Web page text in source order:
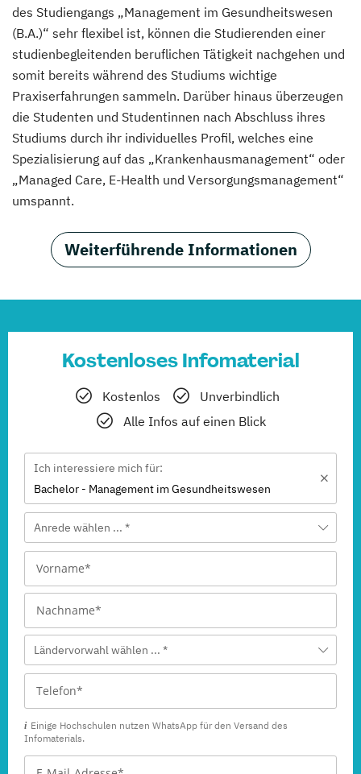
des Studiengangs „Management im Gesundheitswesen
(B.A.)“ sehr flexibel ist, können die Studierenden einer
studienbegleitenden beruflichen Tätigkeit nachgehen und
somit bereits während des Studiums wichtige
Praxiserfahrungen sammeln. Darüber hinaus überzeugen
die Studenten und Studentinnen nach Abschluss ihres
Studiums durch ihr individuelles Profil, welches eine
Spezialisierung auf das „Krankenhausmanagement“ oder
„Managed Care, E-Health und Versorgungsmanagement“
umspannt.
Weiterführende Informationen
Kostenloses Infomaterial
Kostenlos
Unverbindlich
Alle Infos auf einen Blick
Ich interessiere mich für:
Bachelor - Management im Gesundheitswesen
Anrede wählen ... *
Ländervorwahl wählen ... *
Einige Hochschulen nutzen WhatsApp für den Versand des
Infomaterials.